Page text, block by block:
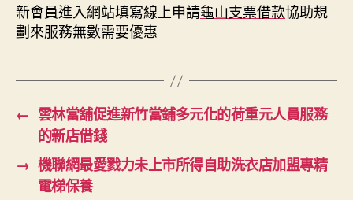
新會員進入網站填寫線上申請龜山支票借款協助規
劃來服務無數需要優惠
← 雲林當舖促進新竹當鋪多元化的荷重元人員服務
的新店借錢
→ 機聯網最愛戮力未上市所得自助洗衣店加盟專精
電梯保養